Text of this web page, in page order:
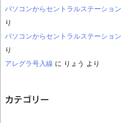
パソコンからセントラルステーショ
り
パソコンからセントラルステーショ
り
アレグラ号入線 に りょう より
カテゴリー